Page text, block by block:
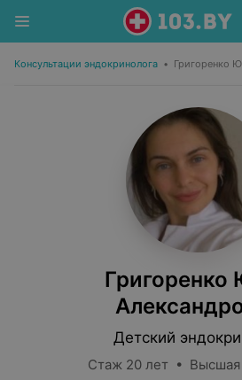
Консультации эндокринолога • Григоренко
Григоренко
Детский
Стаж 20 лет • Высшая